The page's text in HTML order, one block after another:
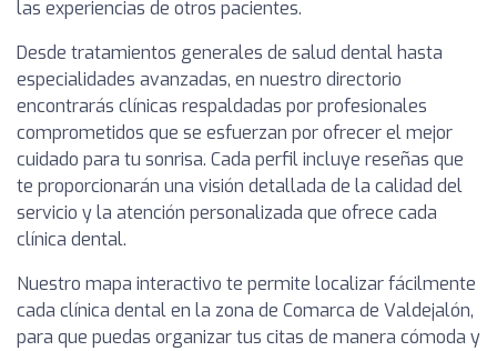
las experiencias de otros pacientes.
Desde tratamientos generales de salud dental hasta
especialidades avanzadas, en nuestro directorio
encontrarás clínicas respaldadas por profesionales
comprometidos que se esfuerzan por ofrecer el mejor
cuidado para tu sonrisa. Cada perfil incluye reseñas que
te proporcionarán una visión detallada de la calidad del
servicio y la atención personalizada que ofrece cada
clínica dental.
Nuestro mapa interactivo te permite localizar fácilmente
cada clínica dental en la zona de Comarca de Valdejalón,
para que puedas organizar tus citas de manera cómoda y